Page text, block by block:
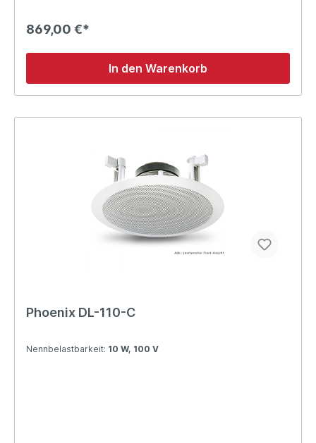
869,00 €*
In den Warenkorb
Phoenix DL-110-C
Nennbelastbarkeit: 10 W, 100 V